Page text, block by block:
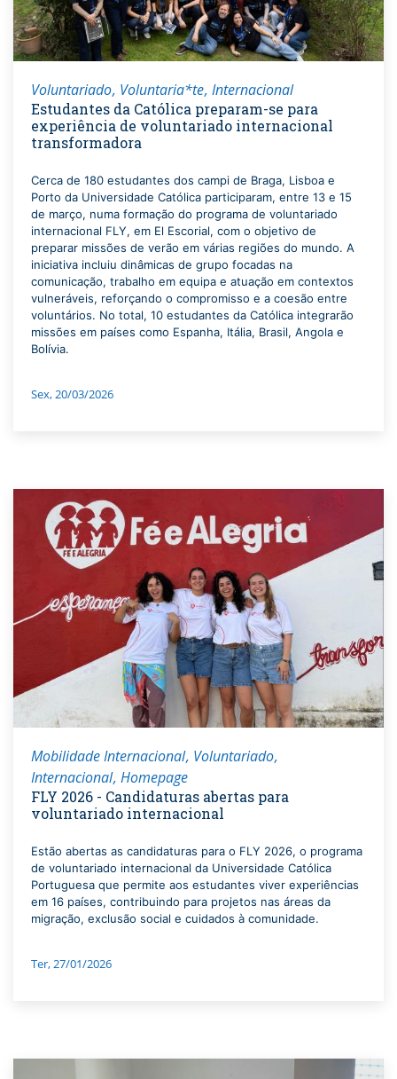
Voluntariado Voluntaria*te Internacional
Estudantes da Católica preparam-se para
experiência de voluntariado internacional
transformadora
Cerca de 180 estudantes dos campi de Braga, Lisboa e
Porto da Universidade Católica participaram, entre 13 e 15
de março, numa formação do programa de voluntariado
internacional FLY, em El Escorial, com o objetivo de
preparar missões de verão em várias regiões do mundo. A
iniciativa incluiu dinâmicas de grupo focadas na
comunicação, trabalho em equipa e atuação em contextos
vulneráveis, reforçando o compromisso e a coesão entre
voluntários. No total, 10 estudantes da Católica integrarão
missões em países como Espanha, Itália, Brasil, Angola e
Bolívia.
Sex, 20/03/2026
Mobilidade Internacional Voluntariado
Internacional Homepage
FLY 2026 - Candidaturas abertas para
voluntariado internacional
Estão abertas as candidaturas para o FLY 2026, o programa
de voluntariado internacional da Universidade Católica
Portuguesa que permite aos estudantes viver experiências
em 16 países, contribuindo para projetos nas áreas da
migração, exclusão social e cuidados à comunidade.
Ter, 27/01/2026